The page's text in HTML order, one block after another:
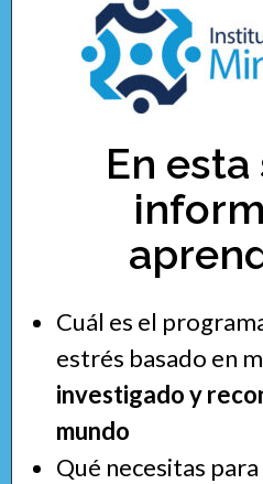
En
Cuál es el
estrés basado en
investigado y
mundo
Qué necesitas para